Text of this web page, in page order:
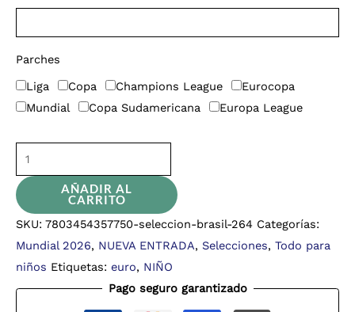
Parches
Liga
Copa Champions League
Eurocopa
Mundial
Copa Sudamericana Europa League
AÑADIR AL
CARRITO
SKU: 7803454357750-seleccion-brasil-264 Categorías:
Mundial 2026, NUEVA ENTRADA, Selecciones, Todo para
niños Etiquetas: euro, NIÑO
Pago seguro garantizado